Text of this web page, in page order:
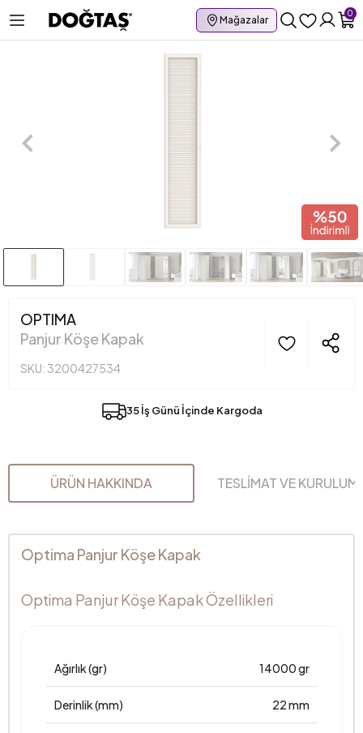
Mağazalar
0
OPTIMA
Panjur Köşe Kapak
SKU: 3200427534
35 İş Günü İçinde Kargoda
ÜRÜN HAKKINDA TESLİMAT VE KURULUM
Optima Panjur Köşe Kapak
Optima Panjur Köşe Kapak Özellikleri
Ağırlık (gr) 14000 gr
Derinlik (mm) 22 mm